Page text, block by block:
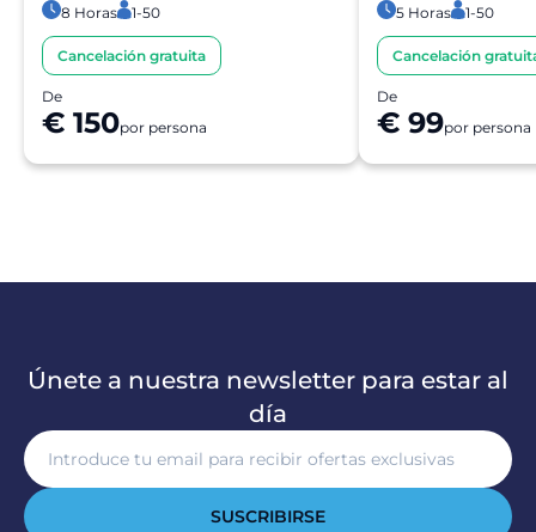
8 Horas 1-50
Cancelación gratuita
De
€ 150por persona
5 Horas 1-50
Cancelación
De
€ 99por persona
Únete a nuestra newsletter para estar al
día
SUSCRIBIRSE